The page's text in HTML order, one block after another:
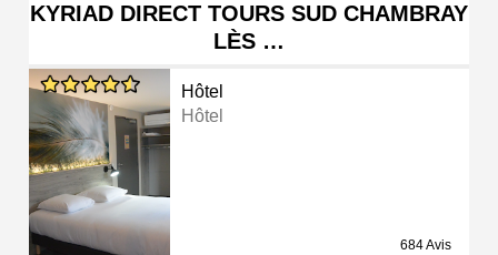
KYRIAD DIRECT TOURS SUD CHAMBRAY
LÈS …
Hôtel
Hôtel
684 Avis